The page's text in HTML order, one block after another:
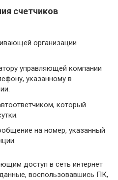
счетчиков
организации
управляющей компании
указанному в
который
на номер, указанный
доступ в сеть интернет
воспользовавшись ПК,